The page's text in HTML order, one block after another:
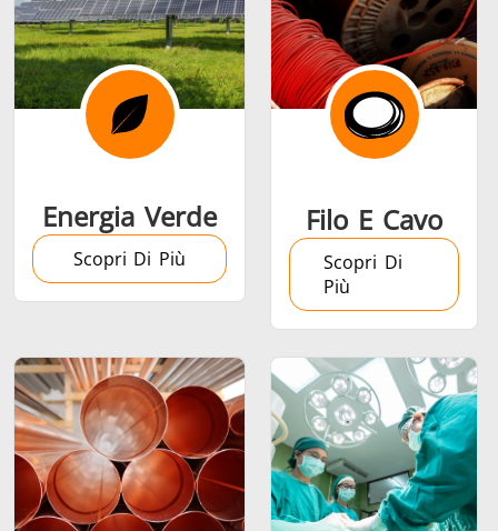
Aerospaziale Automotive
Data
Tubo
Energia Verde
Scopri Di Più
Filo E Cavo
Scopri Di
Più